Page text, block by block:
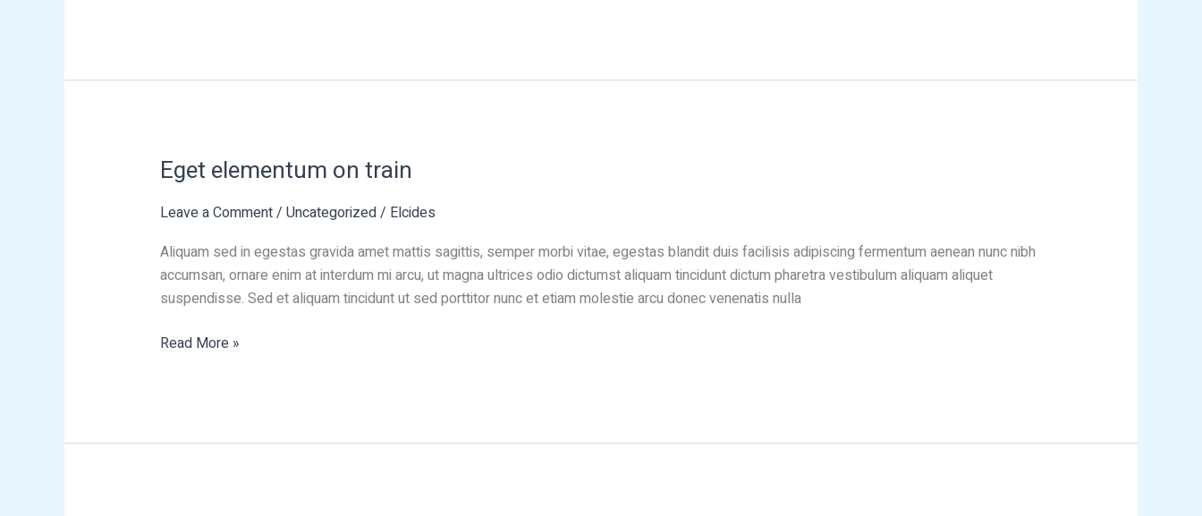
Eget elementum on train
Leave a Comment/ Uncategorized/ Elcides
Aliquam sed in egestas gravida amet mattis sagittis, semper morbi vitae, egestas blandit duis facilisis adipiscing fermentum aenean nunc nibh
accumsan, ornare enim at interdum mi arcu, ut magna ultrices odio dictumst aliquam tincidunt dictum pharetra vestibulum aliquam aliquet
suspendisse. Sed et aliquam tincidunt ut sed porttitor nunc et etiam molestie arcu donec venenatis nulla
Eget
on
Read More »